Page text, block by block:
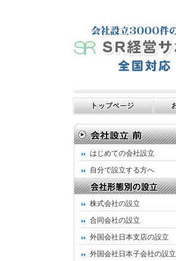
はじめての会社設立
自分で設立する方へ
株式会社の設立
合同会社の設立
外国会社日本支店の設立
外国会社日本子会社の設立